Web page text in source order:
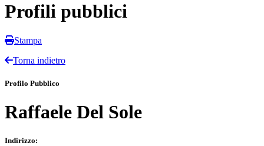
Profili pubblici
Stampa
Torna indietro
Profilo Pubblico
Raffaele Del Sole
Indirizzo: